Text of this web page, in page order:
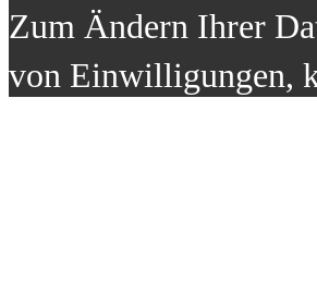
Zum Ändern Ihrer
von Einwilligungen,